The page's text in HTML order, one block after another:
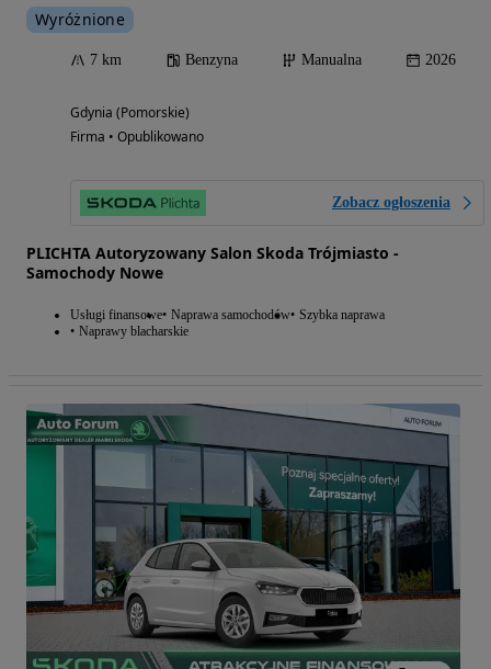
Wyróżnione
7 km Benzyna Manualna 2026
Gdynia (Pomorskie)
Firma • Opublikowano
Zobacz ogłoszenia
PLICHTA Autoryzowany Salon Skoda Trójmiasto -
Samochody Nowe
Usługi finansowe Naprawa samochodów Szybka naprawa
Naprawy blacharskie